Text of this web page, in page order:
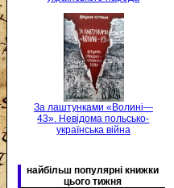
За лаштунками «Волині—
43». Невідома польсько-
українська війна
найбільш популярні книжки
цього тижня